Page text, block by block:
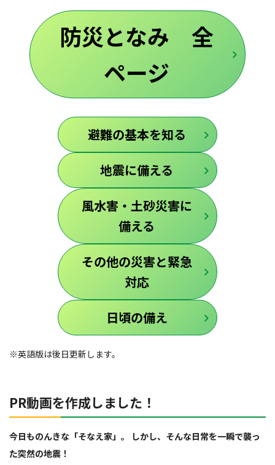
防災となみ 全
ページ
避難の基本を知る
地震に備える
風水害・土砂災害に
備える
その他の災害と緊急
対応
日頃の備え
※英語版は後日更新します。
PR動画を作成しました！
今日ものんきな「そなえ家」。
しかし、そんな日常を一瞬で襲っ
た突然の地震！